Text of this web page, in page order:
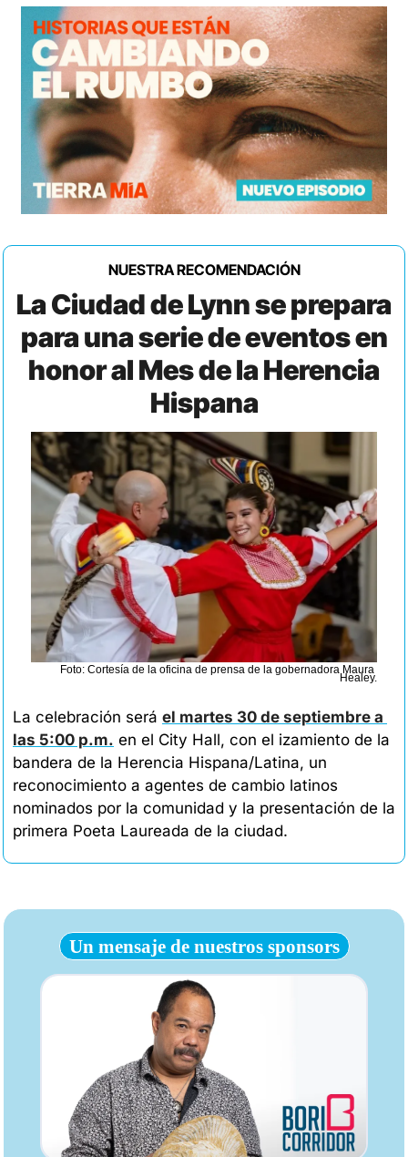
NUESTRA RECOMENDACIÓN
La Ciudad de Lynn se prepara
para una serie de eventos en
honor al Mes de la Herencia
Hispana
Foto: Cortesía de la oficina de prensa de la gobernadora Maura
Healey.
La celebración será el martes 30 de septiembre a
las 5:00 p.m. en el City Hall, con el izamiento de la
bandera de la Herencia Hispana/Latina, un
reconocimiento a agentes de cambio latinos
nominados por la comunidad y la presentación de la
primera Poeta Laureada de la ciudad.
Un mensaje de nuestros sponsors